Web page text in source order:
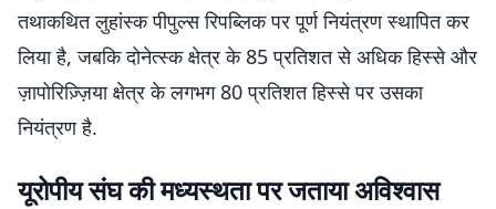
तथाकथित लुहांस्क पीपुल्स रिपब्लिक पर पूर्ण नियंत्रण स्थापित कर
लिया है, जबकि दोनेत्स्क क्षेत्र के 85 प्रतिशत से अधिक हिस्से और
ज़ापोरिज़्ज़िया क्षेत्र के लगभग 80 प्रतिशत हिस्से पर उसका
नियंत्रण है.
यूरोपीय संघ की मध्यस्थता पर जताया अविश्वास